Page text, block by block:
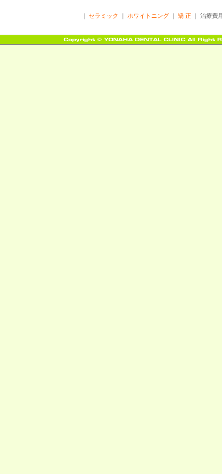
セラミック ホワイトニング｜ 矯 正 ｜ 治療費